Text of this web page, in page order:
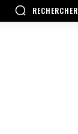
RECHERCHER